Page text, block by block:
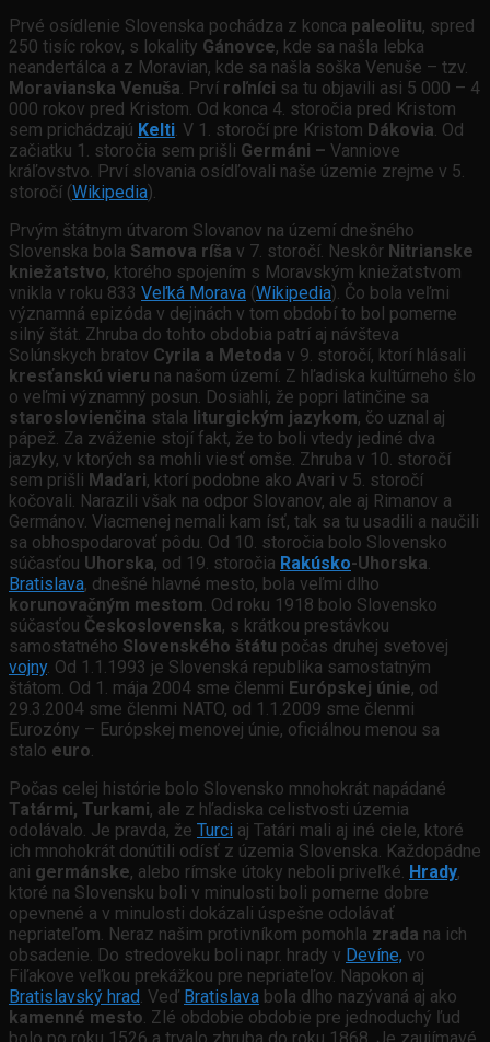
Prvé osídlenie Slovenska pochádza z konca paleolitu, spred
250 tisíc rokov, s lokality Gánovce, kde sa našla lebka
neandertálca a z Moravian, kde sa našla soška Venuše – tzv.
Moravianska Venuša. Prví roľníci sa tu objavili asi 5 000 – 4
000 rokov pred Kristom. Od konca 4. storočia pred Kristom
sem prichádzajú Kelti. V 1. storočí pre Kristom Dákovia. Od
začiatku 1. storočia sem prišli Germáni – Vanniove
kráľovstvo. Prví slovania osídľovali naše územie zrejme v 5.
storočí (Wikipedia).
Prvým štátnym útvarom Slovanov na území dnešného
Slovenska bola Samova ríša v 7. storočí. Neskôr Nitrianske
kniežatstvo, ktorého spojením s Moravským kniežatstvom
vnikla v roku 833 Veľká Morava (Wikipedia). Čo bola veľmi
významná epizóda v dejinách v tom období to bol pomerne
silný štát. Zhruba do tohto obdobia patrí aj návšteva
Solúnskych bratov Cyrila a Metoda v 9. storočí, ktorí hlásali
kresťanskú vieru na našom území. Z hľadiska kultúrneho šlo
o veľmi významný posun. Dosiahli, že popri latinčine sa
staroslovienčina stala liturgickým jazykom, čo uznal aj
pápež. Za zváženie stojí fakt, že to boli vtedy jediné dva
jazyky, v ktorých sa mohli viesť omše. Zhruba v 10. storočí
sem prišli Maďari, ktorí podobne ako Avari v 5. storočí
kočovali. Narazili však na odpor Slovanov, ale aj Rimanov a
Germánov. Viacmenej nemali kam ísť, tak sa tu usadili a naučili
sa obhospodarovať pôdu. Od 10. storočia bolo Slovensko
súčasťou Uhorska, od 19. storočia Rakúsko-Uhorska.
Bratislava, dnešné hlavné mesto, bola veľmi dlho
korunovačným mestom. Od roku 1918 bolo Slovensko
súčasťou Československa, s krátkou prestávkou
samostatného Slovenského štátu počas druhej svetovej
vojny. Od 1.1.1993 je Slovenská republika samostatným
štátom. Od 1. mája 2004 sme členmi Európskej únie, od
29.3.2004 sme členmi NATO, od 1.1.2009 sme členmi
Eurozóny – Európskej menovej únie, oficiálnou menou sa
stalo euro.
Počas celej histórie bolo Slovensko mnohokrát napádané
Tatármi, Turkami, ale z hľadiska celistvosti územia
odolávalo. Je pravda, že Turci aj Tatári mali aj iné ciele, ktoré
ich mnohokrát donútili odísť z územia Slovenska. Každopádne
ani germánske, alebo rímske útoky neboli priveľké. Hrady,
ktoré na Slovensku boli v minulosti boli pomerne dobre
opevnené a v minulosti dokázali úspešne odolávať
nepriateľom. Neraz našim protivníkom pomohla zrada na ich
obsadenie. Do stredoveku boli napr. hrady v Devíne, vo
Fiľakove veľkou prekážkou pre nepriateľov. Napokon aj
Bratislavský hrad. Veď Bratislava bola dlho nazývaná aj ako
kamenné mesto. Zlé obdobie obdobie pre jednoduchý ľud